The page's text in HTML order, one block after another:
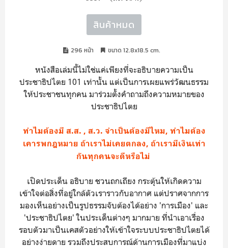
สินค้าหมด
296 หน้า ขนาด 12.8x18.5 cm.
หนังสือเล่มนี้ไม่ใช่แค่เพียงที่จะอธิบายความเป็น
ประชาธิปไตย 101 เท่านั้น แต่เป็นการเผยแพร่วัฒนธรรม
ให้ประชาชนทุกคน มาร่วมตั้งคำถามถึงความหมายของ
ประชาธิปไตย
ทำไมต้องมี ส.ส. , ส.ว. จำเป็นต้องมีไหม, ทำไมต้อง
เคารพกฎหมาย ถ้าเราไม่เคยตกลง, ถ้าเรามีเงินเท่า
กันทุกคนจะดีหรือไม่
เปิดประเด็น อธิบาย ชวนถกเถียง กระตุ้นให้เกิดความ
เข้าใจต่อสิ่งที่อยู่ใกล้ตัวเราราวกับอากาศ แต่ปราศจากการ
มองเห็นอย่างเป็นรูปธรรมจับต้องได้อย่าง 'การเมือง' และ
'ประชาธิปไตย' ในประเด็นต่างๆ มากมาย ที่นำเอาเรื่อง
รอบตัวมาเป็นเคสตัวอย่างให้เข้าใจระบบประชาธิปไตยได้
อย่างง่ายดาย รวมถึงประสบการณ์ด้านการเมืองที่มาแบ่ง